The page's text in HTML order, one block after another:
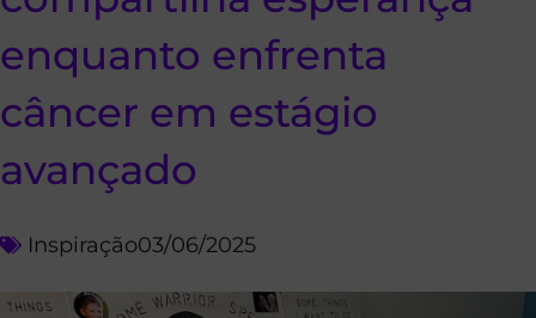
enquanto enfrenta
câncer em estágio
avançado
Inspiração03/06/2025